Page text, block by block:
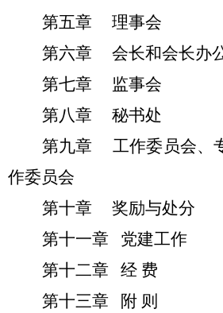
第五章 理事会
第六章 会长和会长办
第七章 监事会
第八章 秘书处
第九章 工作委员会、
作委员会
第十章 奖励与处分
第十一章 党建工作
第十二章 经 费
第十三章 附 则